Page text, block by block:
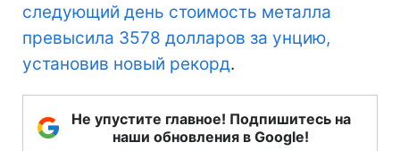
следующий день стоимость металла
превысила 3578 долларов за унцию,
установив новый рекорд.
Не упустите главное! Подпишитесь на
наши обновления в Google!